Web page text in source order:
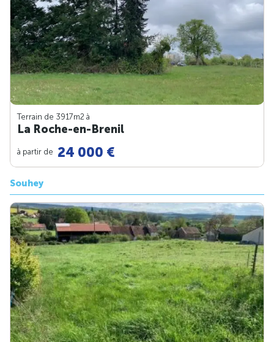
Terrain de 3917m2 à
La Roche-en-Brenil
à partir de 24 000 €
Souhey